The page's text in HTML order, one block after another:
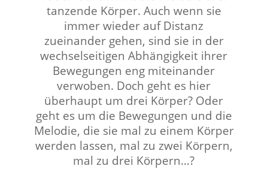
tanzende Körper. Auch wenn sie
immer wieder auf Distanz
zueinander gehen, sind sie in der
wechselseitigen Abhängigkeit ihrer
Bewegungen eng miteinander
verwoben. Doch geht es hier
überhaupt um drei Körper? Oder
geht es um die Bewegungen und die
Melodie, die sie mal zu einem Körper
werden lassen, mal zu zwei Körpern,
mal zu drei Körpern…?